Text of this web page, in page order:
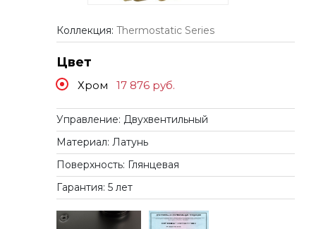
Коллекция: Thermostatic Series
Цвет
Хром 17 876 руб.
Управление: Двухвентильный
Материал: Латунь
Поверхность: Глянцевая
Гарантия: 5 лет